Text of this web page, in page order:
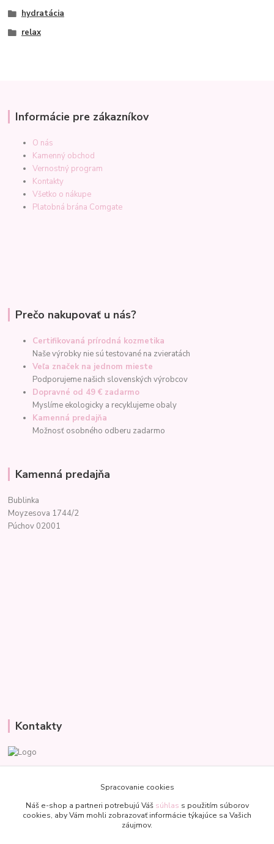
hydratácia
relax
Informácie pre zákazníkov
O nás
Kamenný obchod
Vernostný program
Kontakty
Všetko o nákupe
Platobná brána Comgate
Prečo nakupovať u nás?
Certifikovaná prírodná kozmetika
Naše výrobky nie sú testované na zvieratách
Veľa značek na jednom mieste
Podporujeme našich slovenských výrobcov
Dopravné od 49 € zadarmo
Myslíme ekologicky a recyklujeme obaly
Kamenná predajňa
Možnosť osobného odberu zadarmo
Kamenná predajňa
Bublinka
Moyzesova 1744/2
Púchov 02001
Kontakty
+421 907 977 470
bublinkapu@gmail.com
Spracovanie cookies
Náš e-shop a partneri potrebujú Váš súhlas s použitím súborov
cookies, aby Vám mohli zobrazovať informácie týkajúce sa Vašich
záujmov.